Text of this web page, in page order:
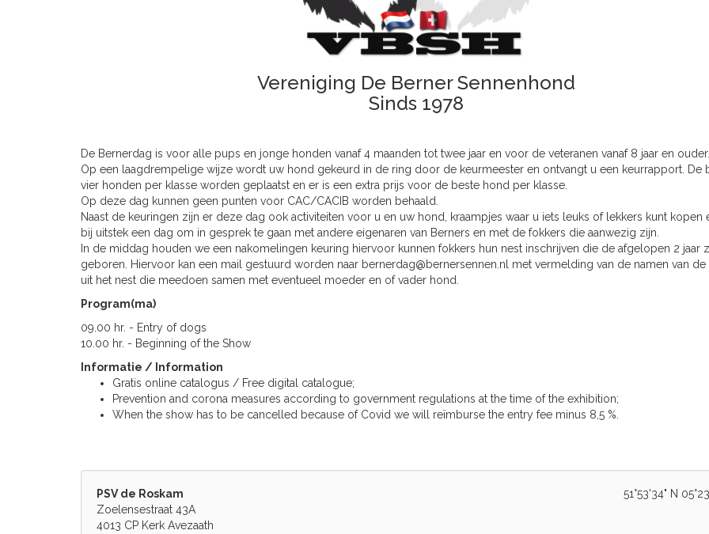
Vereniging De Berner Sennenhond
Sinds 1978
De Bernerdag is voor alle pups en jonge honden vanaf 4 maanden tot twee jaar en voor de veteranen vanaf 8 jaar en ouder.
Op een laagdrempelige wijze wordt uw hond gekeurd in de ring door de keurmeester en ontvangt u een keurrapport. De
vier honden per klasse worden geplaatst en er is een extra prijs voor de beste hond per klasse.
Op deze dag kunnen geen punten voor CAC/CACIB worden behaald.
Naast de keuringen zijn er deze dag ook activiteiten voor u en uw hond, kraampjes waar u iets leuks of lekkers kunt kopen
bij uitstek een dag om in gesprek te gaan met andere eigenaren van Berners en met de fokkers die aanwezig zijn.
In de middag houden we een nakomelingen keuring hiervoor kunnen fokkers hun nest inschrijven die de afgelopen 2 jaar
geboren. Hiervoor kan een mail gestuurd worden naar bernerdag@bernersennen.nl met vermelding van de namen van de
uit het nest die meedoen samen met eventueel moeder en of vader hond.
Program(ma)
09.00 hr. - Entry of dogs
10.00 hr. - Beginning of the Show
Informatie / Information
Gratis online catalogus / Free digital catalogue;
Prevention and corona measures according to government regulations at the time of the exhibition;
When the show has to be cancelled because of Covid we will reïmburse the entry fee minus 8,5 %.
51°53'34" N
PSV de Roskam
Zoelensestraat 43A
4013 CP Kerk Avezaath